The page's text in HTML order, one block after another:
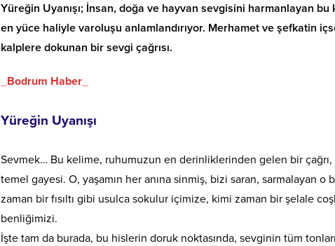
Yüreğin Uyanışı; İnsan, doğa ve hayvan sevgisini harmanlayan bu
en yüce haliyle varoluşu anlamlandırıyor. Merhamet ve şefkatin
kalplere dokunan bir sevgi çağrısı.
Bodrum Haber
Yüreğin Uyanışı
Sevmek… Bu kelime, ruhumuzun en derinliklerinden gelen bir
temel gayesi. O, yaşamın her anına sinmiş, bizi saran, sarmalayan o
zaman bir fısıltı gibi usulca sokulur içimize, kimi zaman bir şelale
benliğimizi.
İşte tam da burada, bu hislerin doruk noktasında, sevginin tüm